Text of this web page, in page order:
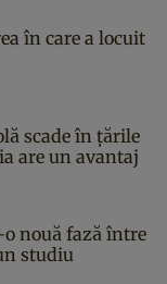
în care a locuit
scade în țările
are un avantaj
nouă fază între
studiu